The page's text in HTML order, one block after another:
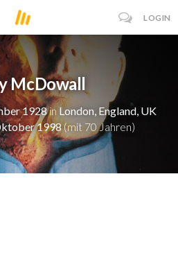
LOGIN
McDowall
1928in London, England, UK
1998(mit 70 Jahren)